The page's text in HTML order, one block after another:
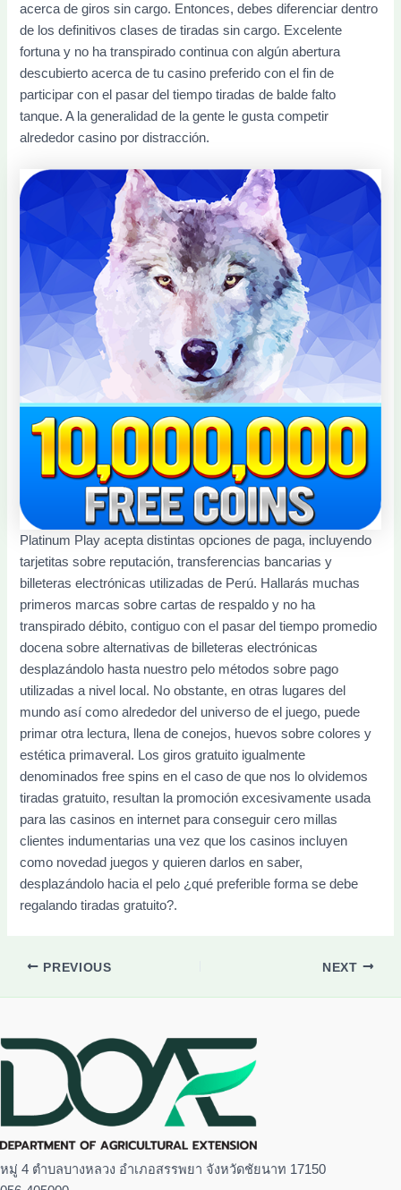
acerca de giros sin cargo. Entonces, debes diferenciar dentro
de los definitivos clases de tiradas sin cargo. Excelente
fortuna y no ha transpirado continua con algún abertura
descubierto acerca de tu casino preferido con el fin de
participar con el pasar del tiempo tiradas de balde falto
tanque. A la generalidad de la gente le gusta competir
alrededor casino por distracción.
Platinum Play acepta distintas opciones de paga, incluyendo
tarjetitas sobre reputación, transferencias bancarias y
billeteras electrónicas utilizadas de Perú. Hallarás muchas
primeros marcas sobre cartas de respaldo y no ha
transpirado débito, contiguo con el pasar del tiempo promedio
docena sobre alternativas de billeteras electrónicas
desplazándolo hasta nuestro pelo métodos sobre pago
utilizadas a nivel local. No obstante, en otras lugares del
mundo así­ como alrededor del universo de el juego, puede
primar otra lectura, llena de conejos, huevos sobre colores y
estética primaveral. Los giros gratuito igualmente
denominados free spins en el caso de que nos lo olvidemos
tiradas gratuito, resultan la promoción excesivamente usada
para las casinos en internet para conseguir cero millas
clientes indumentarias una vez que los casinos incluyen
como novedad juegos y quieren darlos en saber,
desplazándolo hacia el pelo ¿qué preferible forma se debe
regalando tiradas gratuito?.
PREVIOUS NEXT
หมู่ 4 ตำบลบางหลวง อำเภอสรรพยา จังหวัดชัยนาท 17150